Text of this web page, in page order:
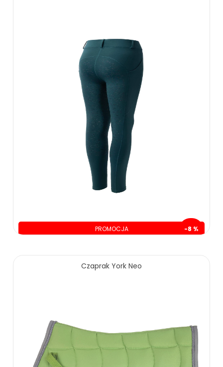
379.00 zł 499.00 zł
ZOBACZ WIĘCEJ
PROMOCJA -8 %
165.00 zł 179.00 zł
Czaprak York Neo